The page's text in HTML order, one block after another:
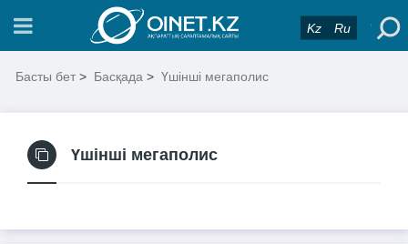
Kz Ru
Басты бет > Басқада > Үшінші мегаполис
Үшінші мегаполис